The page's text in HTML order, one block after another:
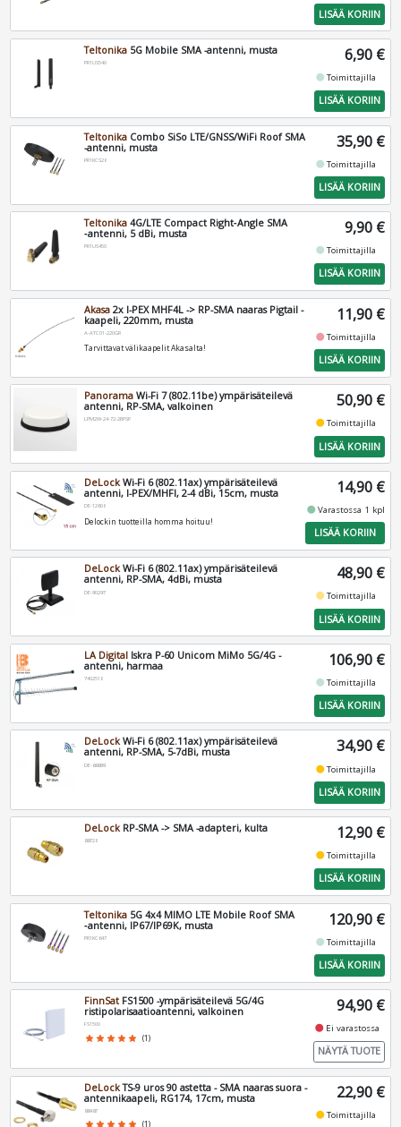
LISÄÄ KORIIN
Teltonika 5G Mobile SMA -antenni, musta
PR1US540 6,90 €
fiber_manual_recordToimittajilla
LISÄÄ KORIIN
Teltonika Combo SiSo LTE/GNSS/WiFi Roof SMA
-antenni, musta
PR1KCS28
35,90 €
fiber_manual_recordToimittajilla
LISÄÄ KORIIN
Teltonika 4G/LTE Compact Right‑Angle SMA
‑antenni, 5 dBi, musta
PR1US450
9,90 €
fiber_manual_recordToimittajilla
LISÄÄ KORIIN
Akasa 2x I-PEX MHF4L -> RP-SMA naaras Pigtail -
kaapeli, 220mm, musta
A-ATC01-220GR
Tarvittavat välikaapelit Akasalta!
11,90 €
fiber_manual_recordToimittajilla
LISÄÄ KORIIN
Panorama Wi-Fi 7 (802.11be) ympärisäteilevä
antenni, RP-SMA, valkoinen
LPM2W-24-72-2RPSP
50,90 €
fiber_manual_recordToimittajilla
LISÄÄ KORIIN
DeLock Wi-Fi 6 (802.11ax) ympärisäteilevä
antenni, I-PEX/MHFI, 2-4 dBi, 15cm, musta
DE-12608
Delockin tuotteilla homma hoituu!
14,90 €
fiber_manual_recordVarastossa 1 kpl
LISÄÄ KORIIN
DeLockWi-Fi 6 (802.11ax) ympärisäteilevä
antenni, RP-SMA, 4dBi, musta
DE-90297
48,90 €
fiber_manual_recordToimittajilla
LISÄÄ KORIIN
LA Digital Iskra P-60 Unicom MiMo 5G/4G -
antenni, harmaa
7402518
106,90 €
fiber_manual_recordToimittajilla
LISÄÄ KORIIN
DeLockWi-Fi 6 (802.11ax) ympärisäteilevä
antenni, RP-SMA, 5-7dBi, musta
DE-88899
34,90 €
fiber_manual_recordToimittajilla
LISÄÄ KORIIN
DeLockRP-SMA -> SMA -adapteri, kulta
88728 12,90 €
fiber_manual_recordToimittajilla
LISÄÄ KORIIN
Teltonika 5G 4x4 MIMO LTE Mobile Roof SMA
‑antenni, IP67/IP69K, musta
PR1KC647
120,90 €
fiber_manual_recordToimittajilla
LISÄÄ KORIIN
FinnSat FS1500 -ympärisäteilevä 5G/4G
ristipolarisaatioantenni, valkoinen
FS1500
star star star star star (1)
94,90 €
fiber_manual_record Ei varastossa
NÄYTÄ TUOTE
DeLockTS-9 uros 90 astetta - SMA naaras suora -
antennikaapeli, RG174, 17cm, musta
88487
star star star star star (1)
22,90 €
fiber_manual_recordToimittajilla